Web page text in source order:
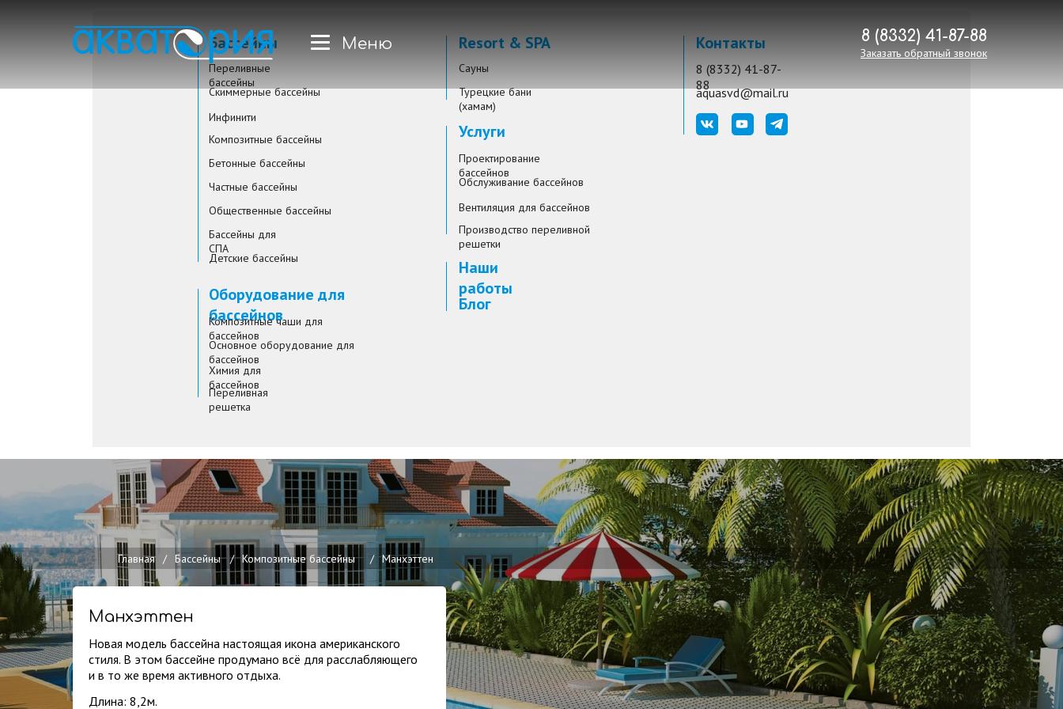
8 (8332) 41-87-88
Заказать обратный звонок
Меню
Бассейны
Переливные
бассейны
Скиммерные бассейны
Инфинити
Композитные бассейны
Бетонные бассейны
Частные бассейны
Общественные бассейны
Бассейны для
СПА
Детские бассейны
Оборудование для
бассейнов
Композитные чаши для
бассейнов
Основное оборудование для
бассейнов
Химия для
бассейнов
Переливная
решетка
Resort & SPA
Сауны
Турецкие бани
(хамам)
Услуги
Проектирование
бассейнов
Обслуживание бассейнов
Вентиляция для бассейнов
Производство переливной
решетки
Наши
работы
Блог
Контакты
8 (8332) 41-87-
88
aquasvd@mail.ru
Главная Бассейны
/ / Композитные бассейны
Манхэттен
Новая модель бассейна настоящая икона американского
стиля. В этом бассейне продумано всё для расслабляющего
и в то же время активного отдыха.
/ Манхэттен
Длина: 8,2м.